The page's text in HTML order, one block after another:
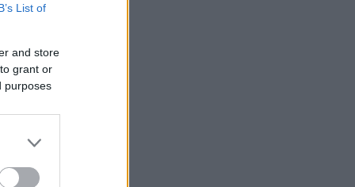
List of
and store
grant or
purposes